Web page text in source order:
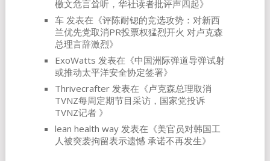
檄文危言耸听，华社读者批评声四起》
车发表在《评陈耐锶的竞选攻势：对新西
兰优先党取消PR投票权猛烈开火 对卢克森
总理言辞激烈》
ExoWatts 发表在《中国洲际弹道导弹试射
或推动太平洋安全协定签署》
Thrivecrafter发表在《卢克森总理取消
TVNZ每周定期节目采访，国家党投诉
TVNZ记者 》
lean health way发表在《美官员对韩国工
人被突袭拘留表示遗憾 承诺不再发生》